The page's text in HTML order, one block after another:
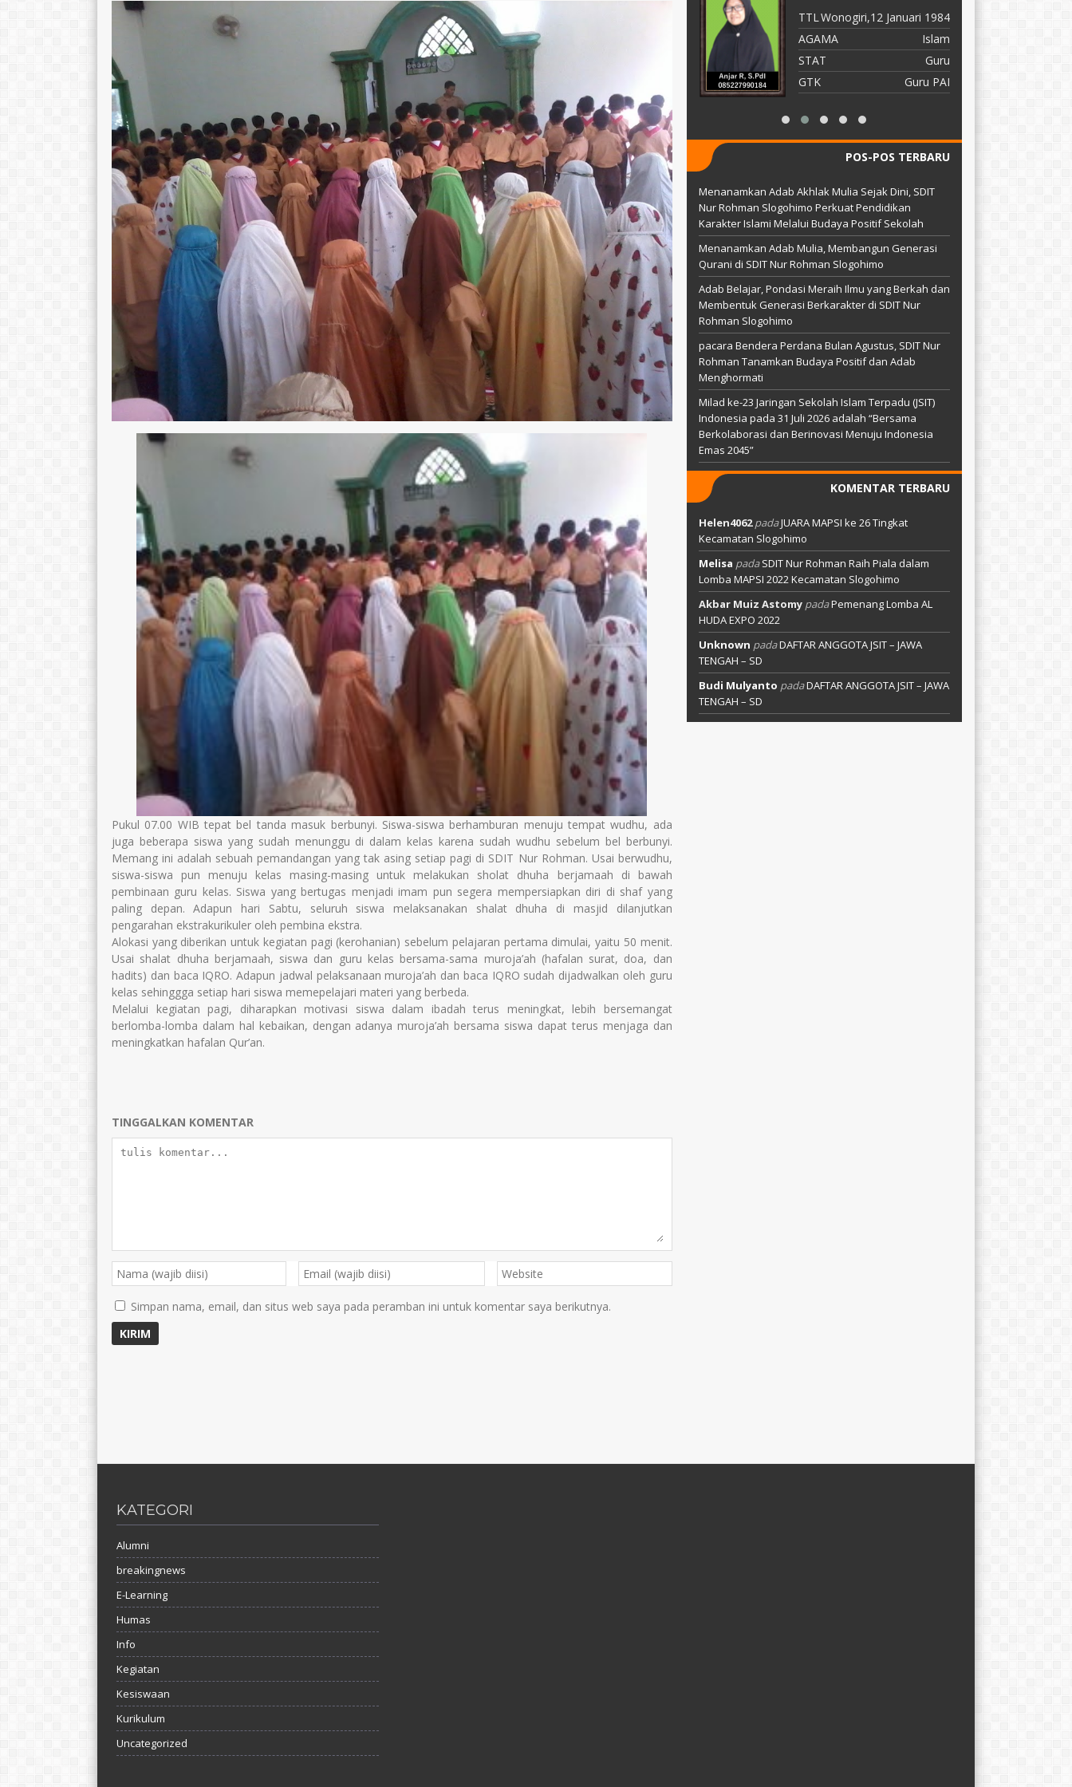
Pukul 07.00 WIB tepat bel tanda masuk berbunyi. Siswa-siswa berhamburan menuju tempat wudhu, ada
juga beberapa siswa yang sudah menunggu di dalam kelas karena sudah wudhu sebelum bel berbunyi.
Memang ini adalah sebuah pemandangan yang tak asing setiap pagi di SDIT Nur Rohman. Usai berwudhu,
siswa-siswa pun menuju kelas masing-masing untuk melakukan sholat dhuha berjamaah di bawah
pembinaan guru kelas. Siswa yang bertugas menjadi imam pun segera mempersiapkan diri di shaf yang
paling depan. Adapun hari Sabtu, seluruh siswa melaksanakan shalat dhuha di masjid dilanjutkan
pengarahan ekstrakurikuler oleh pembina ekstra.
Alokasi yang diberikan untuk kegiatan pagi (kerohanian) sebelum pelajaran pertama dimulai, yaitu 50 menit.
Usai shalat dhuha berjamaah, siswa dan guru kelas bersama-sama muroja’ah (hafalan surat, doa, dan
hadits) dan baca IQRO. Adapun jadwal pelaksanaan muroja’ah dan baca IQRO sudah dijadwalkan oleh guru
kelas sehinggga setiap hari siswa memepelajari materi yang berbeda.
Melalui kegiatan pagi, diharapkan motivasi siswa dalam ibadah terus meningkat, lebih bersemangat
berlomba-lomba dalam hal kebaikan, dengan adanya muroja’ah bersama siswa dapat terus menjaga dan
meningkatkan hafalan Qur’an.
TINGGALKAN KOMENTAR
Simpan nama, email, dan situs web saya pada peramban ini untuk komentar saya berikutnya.
Wonogiri,23 Maret 1982
Kepala Sekolah
Wonogiri, 30 Maret 1992
Islam
Guru
Guru Kelas
AGAMA
TTLWonogiri,12 Januari 1984
AGAMA
Islam
STAT
Guru
GTK
Guru PAI
POS-POS TERBARU
Menanamkan Adab Akhlak Mulia Sejak Dini, SDIT
Nur Rohman Slogohimo Perkuat Pendidikan
Karakter Islami Melalui Budaya Positif Sekolah
Menanamkan Adab Mulia, Membangun Generasi
Qurani di SDIT Nur Rohman Slogohimo
Adab Belajar, Pondasi Meraih Ilmu yang Berkah dan
Membentuk Generasi Berkarakter di SDIT Nur
Rohman Slogohimo
pacara Bendera Perdana Bulan Agustus, SDIT Nur
Rohman Tanamkan Budaya Positif dan Adab
Menghormati
Milad ke-23 Jaringan Sekolah Islam Terpadu (JSIT)
Indonesia pada 31 Juli 2026 adalah “Bersama
Berkolaborasi dan Berinovasi Menuju Indonesia
Emas 2045”
KOMENTAR TERBARU
Helen4062padaJUARA MAPSI ke 26 Tingkat
Kecamatan Slogohimo
Melisa padaSDIT Nur Rohman Raih Piala dalam
Lomba MAPSI 2022 Kecamatan Slogohimo
Akbar Muiz AstomypadaPemenang Lomba AL
HUDA EXPO 2022
Unknown padaDAFTAR ANGGOTA JSIT – JAWA
TENGAH – SD
Budi Mulyanto padaDAFTAR ANGGOTA JSIT – JAWA
TENGAH – SD
KATEGORI
Alumni
breakingnews
E-Learning
Humas
Info
Kegiatan
Kesiswaan
Kurikulum
Uncategorized